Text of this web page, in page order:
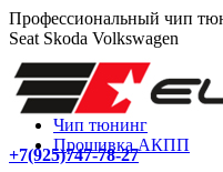
Профессиональный чип
Seat Skoda Volkswagen
+7(925)747-78-27
Чип тюнинг
Прошивка АКПП